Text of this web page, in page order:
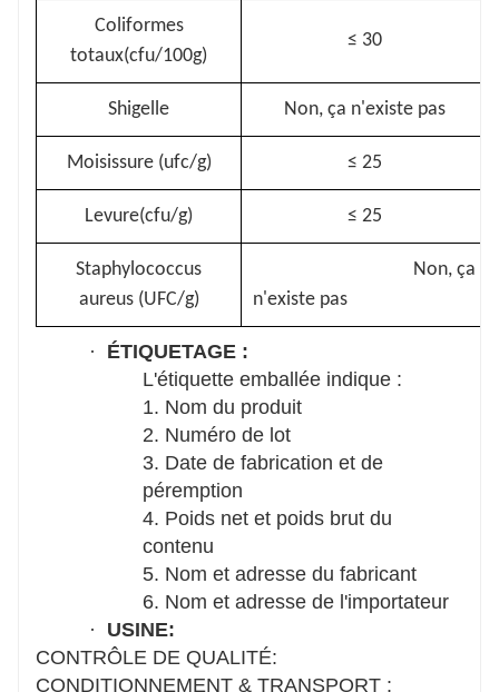
Coliformes
totaux(cfu/100g)
≤ 30
Shigelle Non, ça n'existe pas
Moisissure (ufc/g) ≤ 25
Levure(cfu/g) ≤ 25
Staphylococcus
aureus (UFC/g)
Non, ça
n'existe pas
· ÉTIQUETAGE :
L'étiquette emballée indique :
1. Nom du produit
2. Numéro de lot
3. Date de fabrication et de
péremption
4. Poids net et poids brut du
contenu
5. Nom et adresse du fabricant
6. Nom et adresse de l'importateur
· USINE:
CONTRÔLE DE QUALITÉ:
CONDITIONNEMENT & TRANSPORT :